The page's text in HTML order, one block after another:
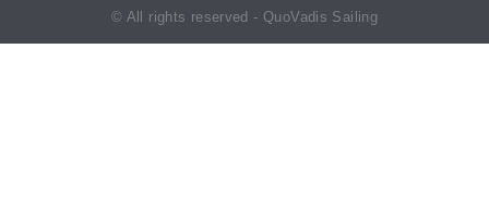
© All rights reserved - QuoVadis Sailing